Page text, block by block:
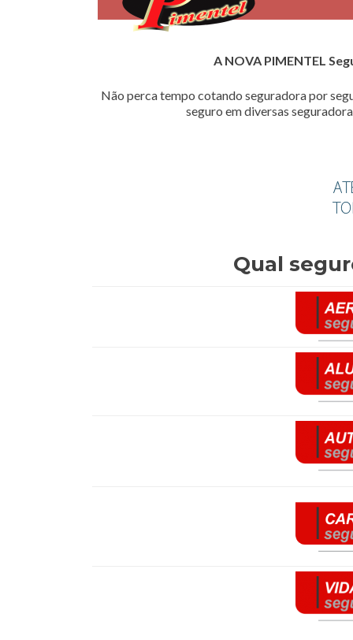
A NOVA PIMENTEL
Não perca tempo cotando seguradora por
seguro em diversas
Qual